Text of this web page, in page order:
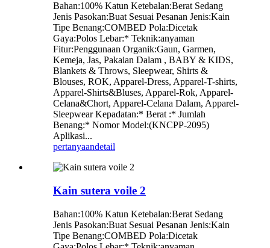
Bahan:100% Katun Ketebalan:Berat Sedang
Jenis Pasokan:Buat Sesuai Pesanan Jenis:Kain
Tipe Benang:COMBED Pola:Dicetak
Gaya:Polos Lebar:* Teknik:anyaman
Fitur:Penggunaan Organik:Gaun, Garmen,
Kemeja, Jas, Pakaian Dalam , BABY & KIDS,
Blankets & Throws, Sleepwear, Shirts &
Blouses, ROK, Apparel-Dress, Apparel-T-shirts,
Apparel-Shirts&Bluses, Apparel-Rok, Apparel-
Celana&Chort, Apparel-Celana Dalam, Apparel-
Sleepwear Kepadatan:* Berat :* Jumlah
Benang:* Nomor Model:(KNCPP-2095)
Aplikasi...
pertanyaandetail
Kain sutera voile 2
Bahan:100% Katun Ketebalan:Berat Sedang
Jenis Pasokan:Buat Sesuai Pesanan Jenis:Kain
Tipe Benang:COMBED Pola:Dicetak